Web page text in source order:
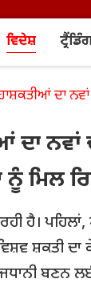
ਵਿਦੇਸ਼
ਦਾ
ਮਿਲ
ਹੈ।
ਸ਼ਕਤੀ ਦਾ